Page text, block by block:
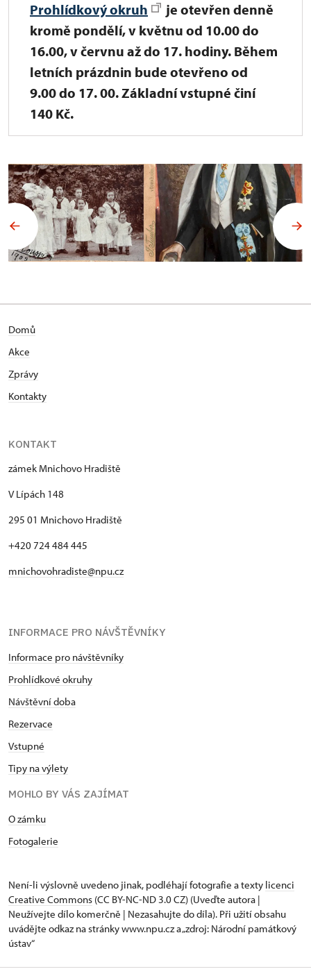
Prohlídkový okruh je otevřen denně
kromě pondělí, v květnu od 10.00 do
16.00, v červnu až do 17. hodiny. Během
letních prázdnin bude otevřeno od
9.00 do 17. 00. Základní vstupné činí
140 Kč.
Domů
Akce
Zprávy
Kontakty
KONTAKT
zámek Mnichovo Hradiště
V Lípách 148
295 01 Mnichovo Hradiště
+420 724 484 445
mnichovohradiste@npu.cz
INFORMACE PRO NÁVŠTĚVNÍKY
Informace pro návštěvníky
Prohlídkové okruhy
Návštěvní doba
Rezervace
Vstupné
Tipy na výlety
MOHLO BY VÁS ZAJÍMAT
O zámku
Fotogalerie
Není-li výslovně uvedeno jinak, podléhají fotografie a texty licenci
Creative Commons (CC BY-NC-ND 3.0 CZ) (Uveďte autora |
Neužívejte dílo komerčně | Nezasahujte do díla). Při užití obsahu
uvádějte odkaz na stránky www.npu.cz a „zdroj: Národní památkový
ústav“